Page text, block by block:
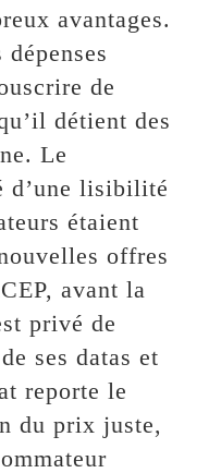
avantages.
de
détient des
Le
d’une lisibilité
étaient
offres
avant la
privé de
ses datas et
reporte le
du prix juste,